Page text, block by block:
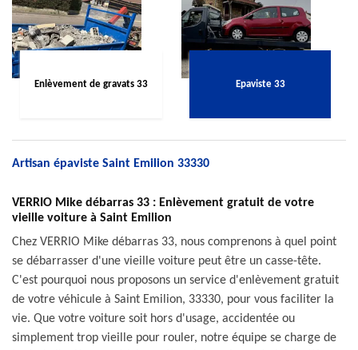
Enlèvement de gravats 33 Epaviste 33
Artisan épaviste Saint Emilion 33330
VERRIO Mike débarras 33 : Enlèvement gratuit de votre
vieille voiture à Saint Emilion
Chez VERRIO Mike débarras 33, nous comprenons à quel point
se débarrasser d'une vieille voiture peut être un casse-tête.
C'est pourquoi nous proposons un service d'enlèvement gratuit
de votre véhicule à Saint Emilion, 33330, pour vous faciliter la
vie. Que votre voiture soit hors d'usage, accidentée ou
simplement trop vieille pour rouler, notre équipe se charge de